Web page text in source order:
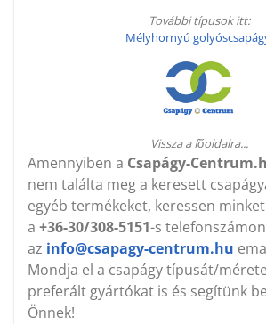
További típusok itt:
Mélyhornyú
Vissza a főoldalra...
Amennyiben a Csapágy-
nem találta meg a keresett
egyéb termékeket, keressen
a +36-30/308-5151-s
az info@csapagy-centrum.hu
Mondja el a csapágy típusát/
preferált gyártókat is és segítünk
Önnek!